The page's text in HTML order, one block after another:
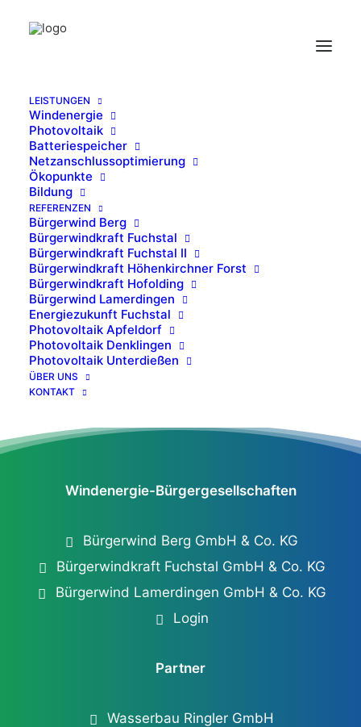
LEISTUNGEN
Windenergie
Photovoltaik
Batteriespeicher
Netzanschlussoptimierung
Ökopunkte
Bildung
REFERENZEN
Bürgerwind Berg
Bürgerwindkraft Fuchstal
Bürgerwindkraft Fuchstal II
Bürgerwindkraft Höhenkirchner Forst
Bürgerwindkraft Hofolding
Bürgerwind Lamerdingen
Energiezukunft Fuchstal
Photovoltaik Apfeldorf
Photovoltaik Denklingen
Photovoltaik Unterdießen
ÜBER UNS
KONTAKT
Home Referenzen
Wechselrichter
© Ingenieurbüro Sing
Windenergie-Bürgergesellschaften
Bürgerwind Berg GmbH & Co. KG
Bürgerwindkraft Fuchstal GmbH & Co. KG
Bürgerwind Lamerdingen GmbH & Co. KG
Login
Partner
Wasserbau Ringler GmbH